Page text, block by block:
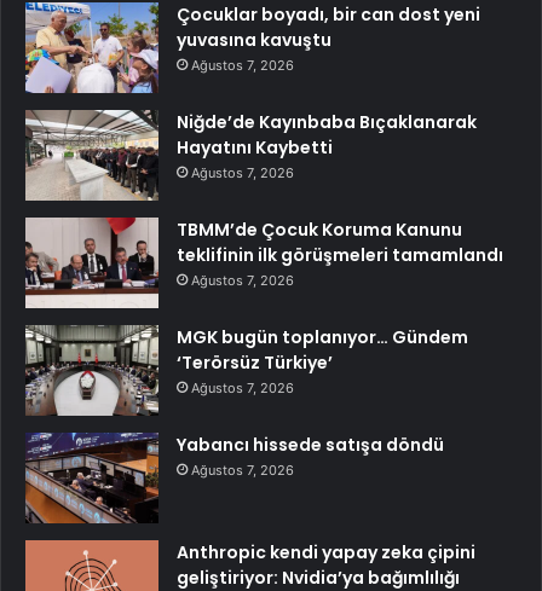
Çocuklar boyadı, bir can dost yeni
yuvasına kavuştu
Ağustos 7, 2026
Niğde’de Kayınbaba Bıçaklanarak
Hayatını Kaybetti
Ağustos 7, 2026
TBMM’de Çocuk Koruma Kanunu
teklifinin ilk görüşmeleri tamamlandı
Ağustos 7, 2026
MGK bugün toplanıyor… Gündem
‘Terörsüz Türkiye’
Ağustos 7, 2026
Yabancı hissede satışa döndü
Ağustos 7, 2026
Anthropic kendi yapay zeka çipini
geliştiriyor: Nvidia’ya bağımlılığı